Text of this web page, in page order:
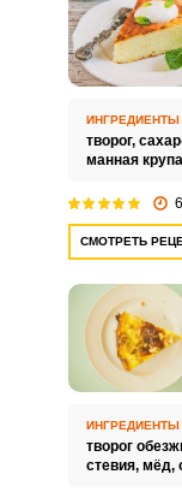
ИНГРЕДИЕНТЫ
творог,
манная крупа
СМОТРЕТЬ
ИНГРЕДИЕНТЫ
творог
стевия, мёд,